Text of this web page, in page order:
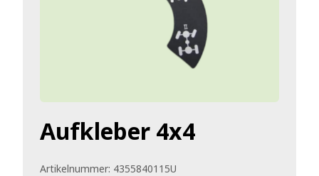
Aufkleber 4x4
Artikelnummer: 4355840115U